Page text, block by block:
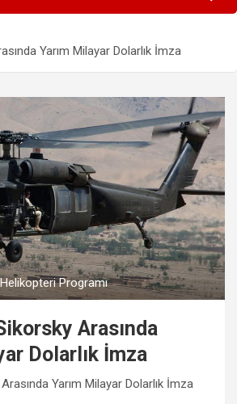
Yarım Milayar Dolarlık İmza
Programı
Arasında
Dolarlık İmza
Yarım Milayar Dolarlık İmza